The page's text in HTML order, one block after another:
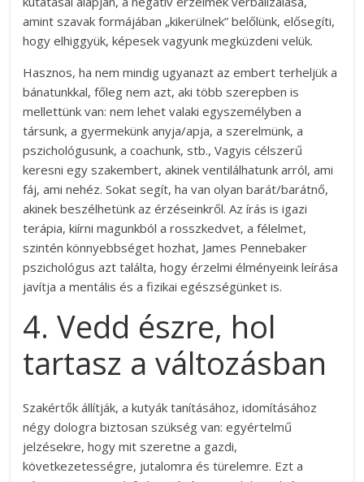
amint szavak formájában „kikerülnek” belőlünk, elősegíti,
hogy elhiggyük, képesek vagyunk megküzdeni velük.
Hasznos, ha nem mindig ugyanazt az embert terheljük a
bánatunkkal, főleg nem azt, aki több szerepben is
mellettünk van: nem lehet valaki egyszemélyben a
társunk, a gyermekünk anyja/apja, a szerelmünk, a
pszichológusunk, a coachunk, stb., Vagyis célszerű
keresni egy szakembert, akinek ventilálhatunk arról, ami
fáj, ami nehéz. Sokat segít, ha van olyan barát/barátnő,
akinek beszélhetünk az érzéseinkről. Az írás is igazi
terápia, kiírni magunkból a rosszkedvet, a félelmet,
szintén könnyebbséget hozhat, James Pennebaker
pszichológus azt találta, hogy érzelmi élményeink leírása
javítja a mentális és a fizikai egészségünket is.
4. Vedd észre, hol
tartasz a változásban
Szakértők állítják, a kutyák tanításához, idomításához
négy dologra biztosan szükség van: egyértelmű
jelzésekre, hogy mit szeretne a gazdi,
következetességre, jutalomra és türelemre. Ezt a